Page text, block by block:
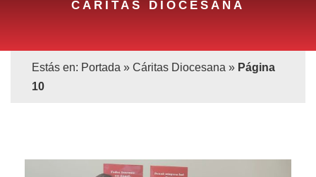
CÁRITAS DIOCESANA
Estás en: Portada » Cáritas Diocesana » Página
10